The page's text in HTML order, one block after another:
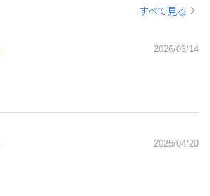
すべて見る
2026/03/14
2025/04/20